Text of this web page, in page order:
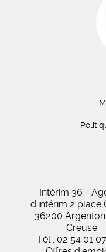
Intérim 36 -
d'intérim 2 place
36200
Creuse
Tél : 02 54 01